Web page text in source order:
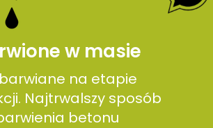
w masie
na etapie
Najtrwalszy sposób
betonu